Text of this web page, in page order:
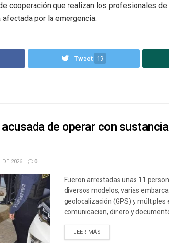
cooperación que realizan los profesionales
por la emergencia.
Tweet 19
de operar con
DE 2026 0
Fueron arrestadas unas 11
diversos modelos, varias
geolocalización (GPS) y múltiples
comunicación, dinero y
LEER MÁS